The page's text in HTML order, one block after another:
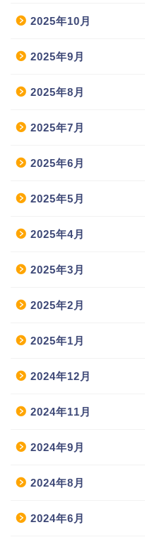
2025年10月
2025年9月
2025年8月
2025年7月
2025年6月
2025年5月
2025年4月
2025年3月
2025年2月
2025年1月
2024年12月
2024年11月
2024年9月
2024年8月
2024年6月